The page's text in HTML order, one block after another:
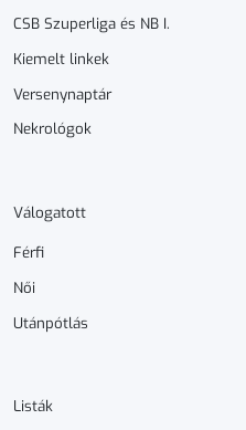
CSB Szuperliga és NB I.
Kiemelt linkek
Versenynaptár
Nekrológok
Válogatott
Férfi
Női
Utánpótlás
Listák